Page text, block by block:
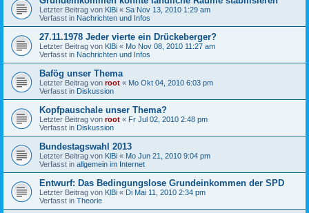
Letzter Beitrag von KlBi « Sa Nov 13, 2010 1:29 am
Verfasst in Nachrichten und Infos
27.11.1978 Jeder vierte ein Drückeberger?
Letzter Beitrag von KlBi « Mo Nov 08, 2010 11:27 am
Verfasst in Nachrichten und Infos
Bafög unser Thema
Letzter Beitrag von root « Mo Okt 04, 2010 6:03 pm
Verfasst in Diskussion
Kopfpauschale unser Thema?
Letzter Beitrag von root « Fr Jul 02, 2010 2:48 pm
Verfasst in Diskussion
Bundestagswahl 2013
Letzter Beitrag von KlBi « Mo Jun 21, 2010 9:04 pm
Verfasst in allgemein im Internet
Entwurf: Das Bedingungslose Grundeinkommen der SPD
Letzter Beitrag von KlBi « Di Mai 11, 2010 2:34 pm
Verfasst in Theorie